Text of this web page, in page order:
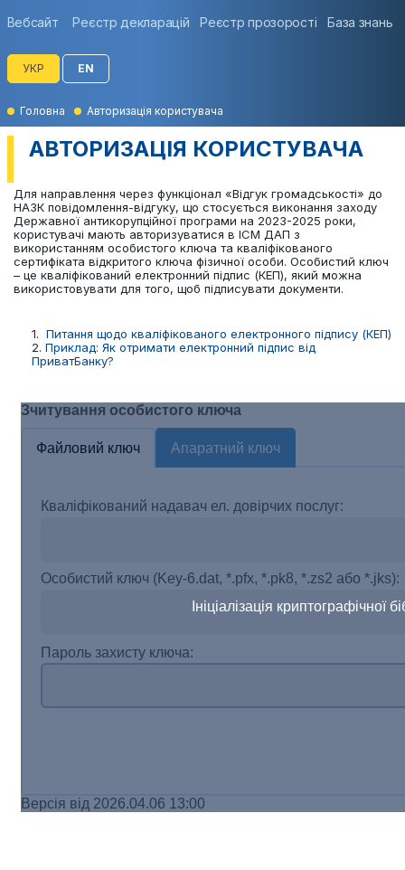
Вебсайт Реєстр декларацій Реєстр прозорості База знань
УКР EN
Головна Авторизація користувача
АВТОРИЗАЦІЯ КОРИСТУВАЧА
Для направлення через функціонал «Відгук громадськості» до
НАЗК повідомлення-відгуку, що стосується виконання заходу
Державної антикорупційної програми на 2023-2025 роки,
користувачі мають авторизуватися в ІСМ ДАП з
використанням особистого ключа та кваліфікованого
сертифіката відкритого ключа фізичної особи. Особистий ключ
– це кваліфікований електронний підпис (КЕП), який можна
використовувати для того, щоб підписувати документи.
1. Питання щодо кваліфікованого електронного підпису (КЕП)
2. Приклад: Як отримати електронний підпис від
ПриватБанку?